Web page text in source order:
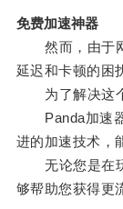
免费加速神器
然而，由于网
延迟和卡顿的困
为了解决这个
Panda加速器
进的加速技术，
无论您是在玩
够帮助您获得更